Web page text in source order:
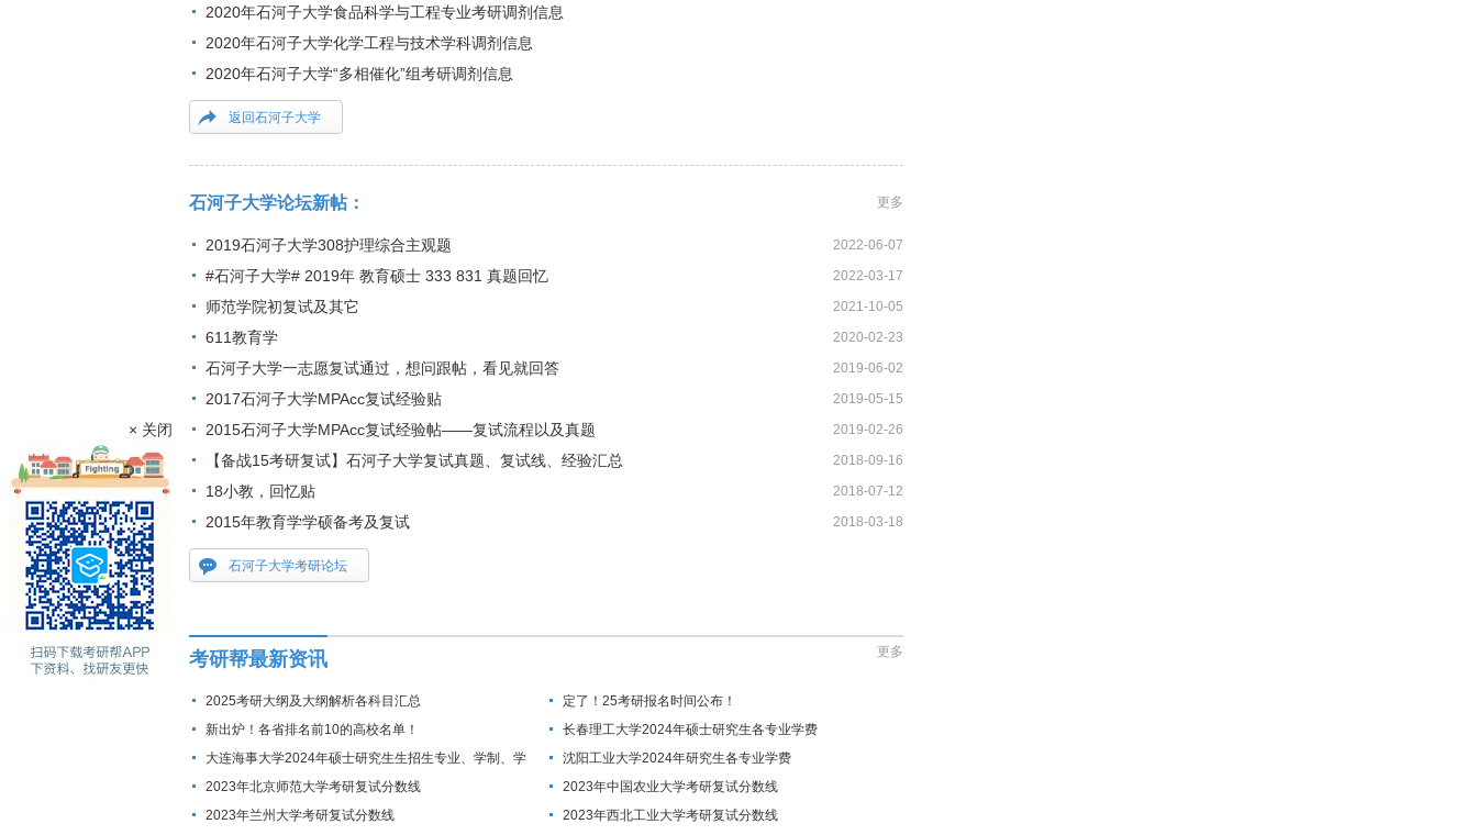
2020年石河子大学食品科学与工程专业考研调剂信息
2020年石河子大学化学工程与技术学科调剂信息
2020年石河子大学“多相催化”组考研调剂信息
返回石河子大学
石河子大学论坛新帖： 更多
2022-06-07
2019石河子大学308护理综合主观题
2022-03-17
#石河子大学# 2019年 教育硕士 333 831 真题回忆
2021-10-05
师范学院初复试及其它
2020-02-23
611教育学
2019-06-02
石河子大学一志愿复试通过，想问跟帖，看见就回答
2019-05-15
2017石河子大学MPAcc复试经验贴
2019-02-26
2015石河子大学MPAcc复试经验帖——复试流程以及真题
2018-09-16
【备战15考研复试】石河子大学复试真题、复试线、经验汇总
2018-07-12
18小教，回忆贴
2018-03-18
2015年教育学学硕备考及复试
石河子大学考研论坛
考研帮最新资讯 更多
2025考研大纲及大纲解析各科目汇总
定了！25考研报名时间公布！
新出炉！各省排名前10的高校名单！
长春理工大学2024年硕士研究生各专业学费
大连海事大学2024年硕士研究生生招生专业、学制、学
费标准及拟招生人数
沈阳工业大学2024年研究生各专业学费
2023年北京师范大学考研复试分数线
2023年中国农业大学考研复试分数线
2023年兰州大学考研复试分数线
2023年西北工业大学考研复试分数线
× 关闭